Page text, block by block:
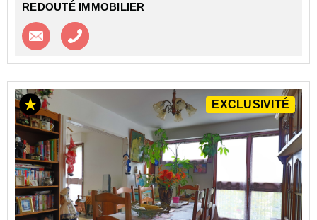
REDOUTÉ IMMOBILIER
Contacter l'agence
EXCLUSIVITÉ